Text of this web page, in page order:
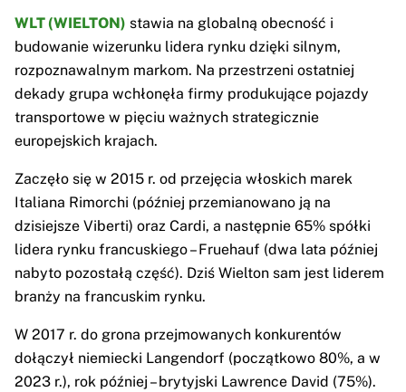
WLT (WIELTON) stawia na globalną obecność i
budowanie wizerunku lidera rynku dzięki silnym,
rozpoznawalnym markom. Na przestrzeni ostatniej
dekady grupa wchłonęła firmy produkujące pojazdy
transportowe w pięciu ważnych strategicznie
europejskich krajach.
Zaczęło się w 2015 r. od przejęcia włoskich marek
Italiana Rimorchi (później przemianowano ją na
dzisiejsze Viberti) oraz Cardi, a następnie 65% spółki
lidera rynku francuskiego – Fruehauf (dwa lata później
nabyto pozostałą część). Dziś Wielton sam jest liderem
branży na francuskim rynku.
W 2017 r. do grona przejmowanych konkurentów
dołączył niemiecki Langendorf (początkowo 80%, a w
2023 r.), rok później – brytyjski Lawrence David (75%).